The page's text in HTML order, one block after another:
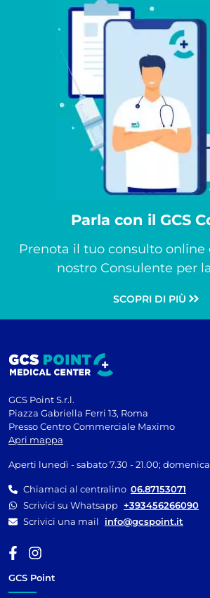
Parla con il GCS
Prenota il tuo consulto online
nostro Consulente per
SCOPRI DI PIÙ
GCS Point S.r.l.
Piazza Gabriella Ferri 13, Roma
Presso Centro Commerciale Maximo
Apri mappa
Aperti lunedì - sabato 7.30 - 21.00; domenica
Chiamaci al centralino 06.87153071
Scrivici su Whatsapp +393456266090
Scrivici una mail
info@gcspoint.it
GCS Point